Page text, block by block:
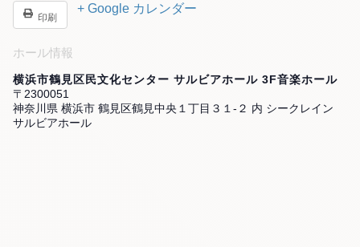
印刷
+ Google カレンダー
ホール情報
横浜市鶴見区民文化センター サルビアホール 3F音楽ホール
〒2300051
神奈川県 横浜市 鶴見区鶴見中央１丁目３１-２ 内 シークレイン
サルビアホール